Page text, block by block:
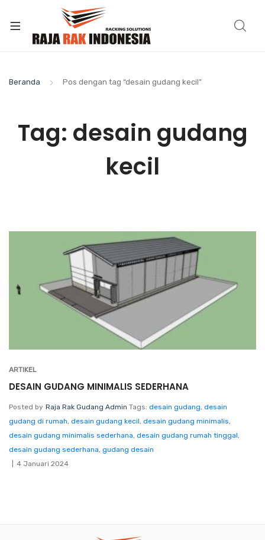
Beranda Pos dengan tag “desain gudang kecil”
Tag: desain gudang
kecil
ARTIKEL
DESAIN GUDANG MINIMALIS SEDERHANA
Posted by Raja Rak Gudang Admin Tags: desain gudang, desain
gudang di rumah, desain gudang kecil, desain gudang minimalis,
desain gudang minimalis sederhana, desain gudang rumah tinggal,
desain gudang sederhana, gudang desain
4 Januari 2024